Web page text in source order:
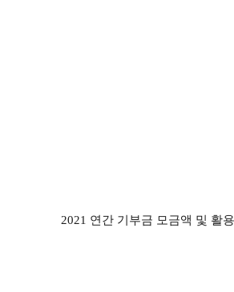
2021 연간 기부금 모금액 및 활